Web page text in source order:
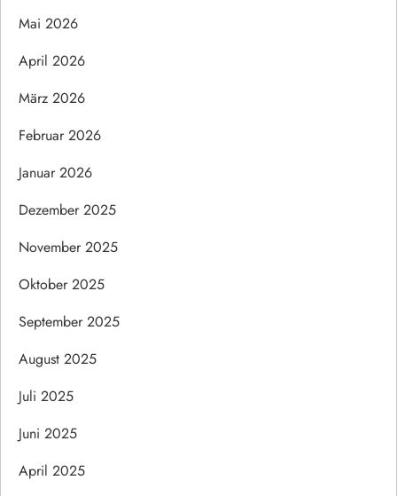
Mai 2026
April 2026
März 2026
Februar 2026
Januar 2026
Dezember 2025
November 2025
Oktober 2025
September 2025
August 2025
Juli 2025
Juni 2025
April 2025